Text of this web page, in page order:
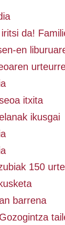
da!
en
itxita
ikusgai
150
barrena